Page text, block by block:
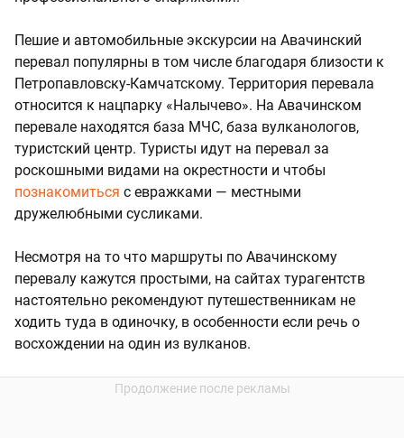
Пешие и автомобильные экскурсии на Авачинский
перевал популярны в том числе благодаря близости к
Петропавловску-Камчатскому. Территория перевала
относится к нацпарку «Налычево». На Авачинском
перевале находятся база МЧС, база вулканологов,
туристский центр. Туристы идут на перевал за
роскошными видами на окрестности и чтобы
познакомиться с евражками — местными
дружелюбными сусликами.
Несмотря на то что маршруты по Авачинскому
перевалу кажутся простыми, на сайтах турагентств
настоятельно рекомендуют путешественникам не
ходить туда в одиночку, в особенности если речь о
восхождении на один из вулканов.